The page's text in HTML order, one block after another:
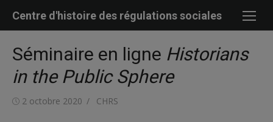
Centre d'histoire des régulations sociales
Séminaire en ligne Historians
in the Public Sphere
Posted
2 octobre 2020 Author
CHRS